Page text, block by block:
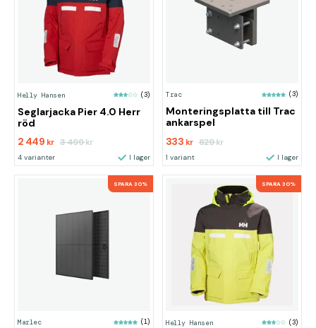
Helly Hansen (3)
Seglarjacka Pier 4.0 Herr
röd
2 449 kr 3 499kr
4 varianter I lager
Trac (3)
Monteringsplatta till Trac
ankarspel
333 kr 829kr
1 variant I lager
SPARA 30%
Marlec (1)
SPARA 30%
Helly Hansen (3)